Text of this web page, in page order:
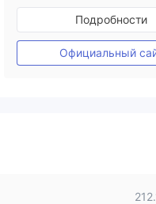
Регулирование в
Маркет-Мейкинг (MM)
Основной стандарт
Подробности
Официальный